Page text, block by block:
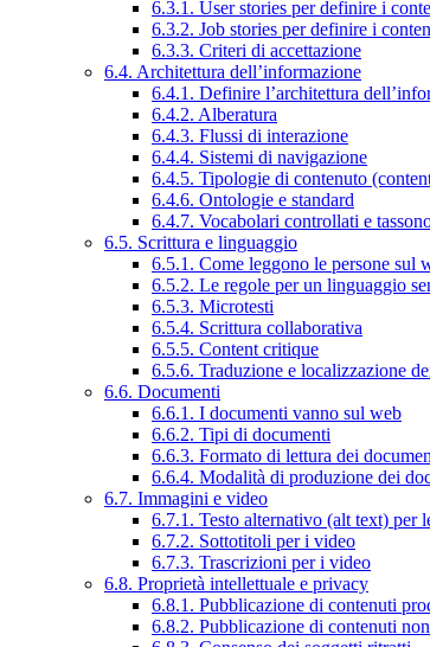
6.3.1. User stories per definire i
6.3.2. Job stories per definire i
6.3.3. Criteri di accettazione
6.4. Architettura dell’informazione
6.4.1. Definire l’architettura
6.4.2. Alberatura
6.4.3. Flussi di interazione
6.4.4. Sistemi di navigazione
6.4.5. Tipologie di contenuto
6.4.6. Ontologie e standard
6.4.7. Vocabolari controllati e
6.5. Scrittura e linguaggio
6.5.1. Come leggono le persone sul
6.5.2. Le regole per un linguaggio
6.5.3. Microtesti
6.5.4. Scrittura collaborativa
6.5.5. Content critique
6.5.6. Traduzione e localizzazione
6.6. Documenti
6.6.1. I documenti vanno sul web
6.6.2. Tipi di documenti
6.6.3. Formato di lettura dei
6.6.4. Modalità di produzione dei
6.7. Immagini e video
6.7.1. Testo alternativo (alt text) per
6.7.2. Sottotitoli per i video
6.7.3. Trascrizioni per i video
6.8. Proprietà intellettuale e privacy
6.8.1. Pubblicazione di contenuti
6.8.2. Pubblicazione di contenuti